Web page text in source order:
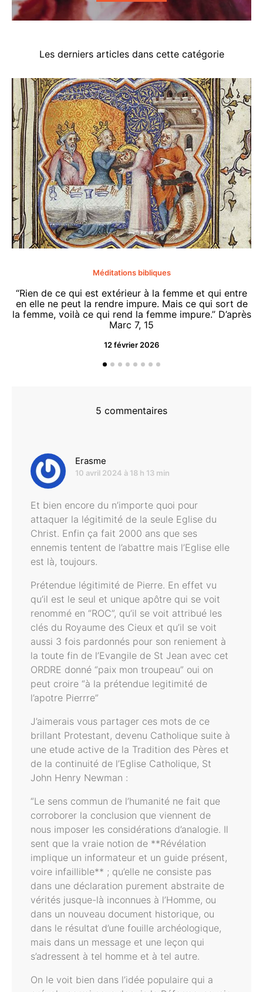
Les derniers articles dans cette catégorie
Méditations bibliques
“Rien de ce qui est extérieur à la femme et qui entre
en elle ne peut la rendre impure. Mais ce qui sort de
la femme, voilà ce qui rend la femme impure.” D’après
Marc 7, 15
12 février 2026
5 commentaires
Erasme
10 avril 2024 à 18 h 13 min
Et bien encore du n’importe quoi pour
attaquer la légitimité de la seule Eglise du
Christ. Enfin ça fait 2000 ans que ses
ennemis tentent de l’abattre mais l’Eglise elle
est là, toujours.
Prétendue légitimité de Pierre. En effet vu
qu’il est le seul et unique apôtre qui se voit
renommé en “ROC”, qu’il se voit attribué les
clés du Royaume des Cieux et qu’il se voit
aussi 3 fois pardonnés pour son reniement à
la toute fin de l’Evangile de St Jean avec cet
ORDRE donné “paix mon troupeau” oui on
peut croire “à la prétendue legitimité de
l’apotre Pierrre”
J’aimerais vous partager ces mots de ce
brillant Protestant, devenu Catholique suite à
une etude active de la Tradition des Pères et
de la continuité de l’Eglise Catholique, St
John Henry Newman :
“Le sens commun de l’humanité ne fait que
corroborer la conclusion que viennent de
nous imposer les considérations d’analogie. Il
sent que la vraie notion de **Révélation
implique un informateur et un guide présent,
voire infaillible** ; qu’elle ne consiste pas
dans une déclaration purement abstraite de
vérités jusque-là inconnues à l’Homme, ou
dans un nouveau document historique, ou
dans le résultat d’une fouille archéologique,
mais dans un message et une leçon qui
s’adressent à tel homme et à tel autre.
On le voit bien dans l’idée populaire qui a